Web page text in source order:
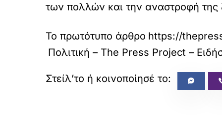
των πολλών και την αναστροφή της
Το πρωτότυπο άρθρο https://
Πολιτική – The Press Project –